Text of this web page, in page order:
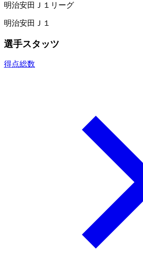
明治安田Ｊ１リーグ
明治安田Ｊ１
選手スタッツ
得点総数